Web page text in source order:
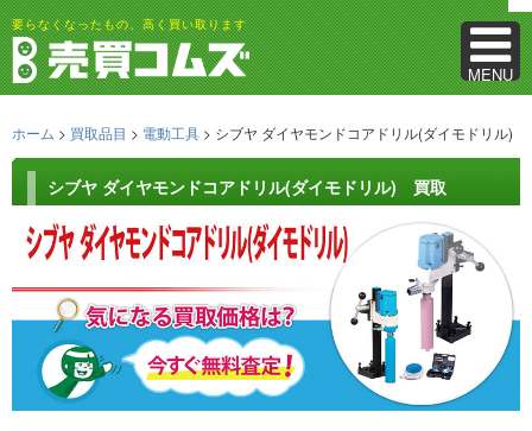
MENU
要らなくなったもの、高く買い取ります
ホーム > 買取品目 > 電動工具 > シブヤ ダイヤモンドコアドリル(ダイモドリル)
シブヤ ダイヤモンドコアドリル(ダイモドリル) 買取